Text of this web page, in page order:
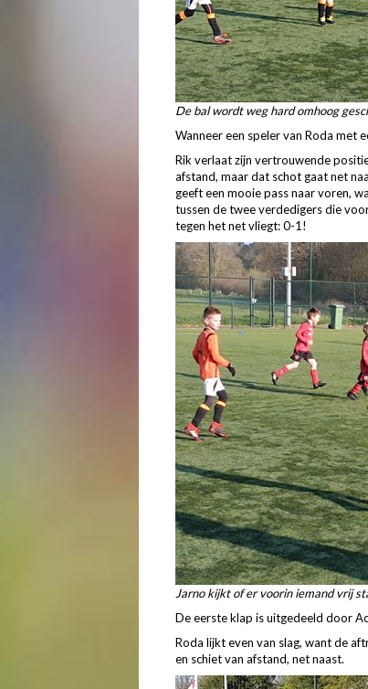
De bal wordt weg hard omhoog
Wanneer een speler van Roda met
Rik verlaat zijn vertrouwende
afstand, maar dat schot gaat net
geeft een mooie pass naar voren,
tussen de twee verdedigers die
tegen het net vliegt: 0-1!
Jarno kijkt of er voorin iemand vrij
De eerste klap is uitgedeeld door
Roda lijkt even van slag, want de
en schiet van afstand, net naast.